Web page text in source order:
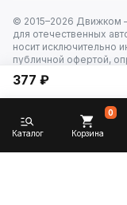
377 ₽
© 2015–2026 Движком
для отечественных
носит исключительно
публичной офертой,
Каталог Корзина
0